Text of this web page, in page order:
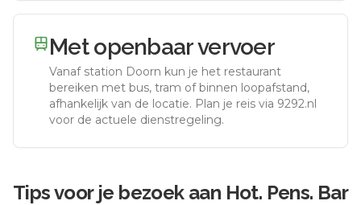
Met openbaar vervoer
Vanaf station Doorn kun je het restaurant
bereiken met bus, tram of binnen loopafstand,
afhankelijk van de locatie. Plan je reis via 9292.nl
voor de actuele dienstregeling.
Tips voor je bezoek aan Hot. Pens. Bar